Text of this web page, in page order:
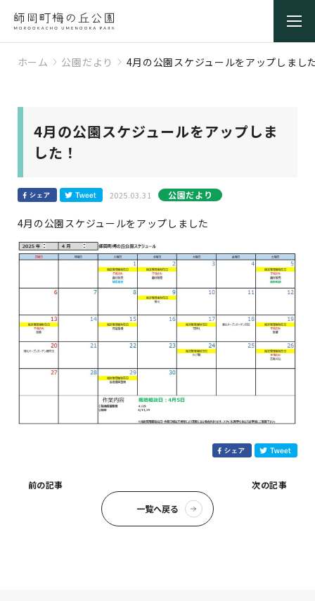
ホーム 公園だより 4月の公園スケジュールをアップしまし
4月の公園スケジュールをアップしま
した！
2025.03.31 公園だより
4月の公園スケジュールをアップしました
前の記事
一覧へ戻る
次の記事